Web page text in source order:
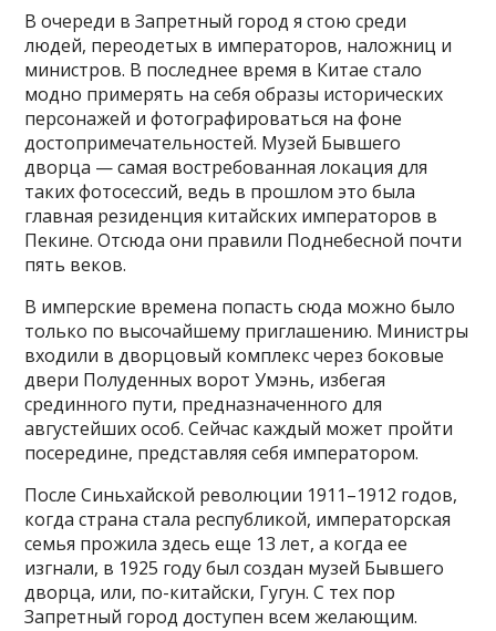
В очереди в Запретный город я стою среди
людей, переодетых в императоров, наложниц и
министров. В последнее время в Китае стало
модно примерять на себя образы исторических
персонажей и фотографироваться на фоне
достопримечательностей. Музей Бывшего
дворца — самая востребованная локация для
таких фотосессий, ведь в прошлом это была
главная резиденция китайских императоров в
Пекине. Отсюда они правили Поднебесной почти
пять веков.
В имперские времена попасть сюда можно было
только по высочайшему приглашению. Министры
входили в дворцовый комплекс через боковые
двери Полуденных ворот Умэнь, избегая
срединного пути, предназначенного для
августейших особ. Сейчас каждый может пройти
посередине, представляя себя императором.
После Синьхайской революции 1911–1912 годов,
когда страна стала республикой, императорская
семья прожила здесь еще 13 лет, а когда ее
изгнали, в 1925 году был создан музей Бывшего
дворца, или, по-китайски, Гугун. С тех пор
Запретный город доступен всем желающим.